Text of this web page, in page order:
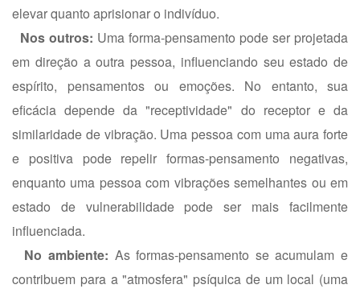
elevar quanto aprisionar o indivíduo.
Nos outros: Uma forma-pensamento pode ser projetada
em direção a outra pessoa, influenciando seu estado de
espírito, pensamentos ou emoções. No entanto, sua
eficácia depende da "receptividade" do receptor e da
similaridade de vibração. Uma pessoa com uma aura forte
e positiva pode repelir formas-pensamento negativas,
enquanto uma pessoa com vibrações semelhantes ou em
estado de vulnerabilidade pode ser mais facilmente
influenciada.
No ambiente: As formas-pensamento se acumulam e
contribuem para a "atmosfera" psíquica de um local (uma